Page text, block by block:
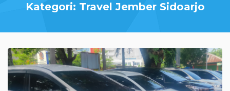
Kategori: Travel Jember Sidoarjo